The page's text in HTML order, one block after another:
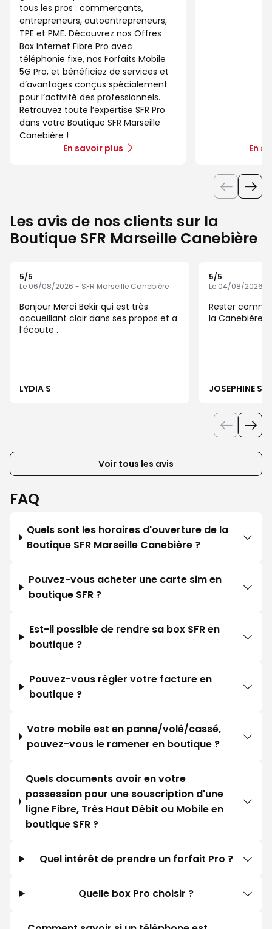
tous les pros : commerçants,
entrepreneurs, autoentrepreneurs,
TPE et PME. Découvrez nos Offres
Box Internet Fibre Pro avec
téléphonie fixe, nos Forfaits Mobile
5G Pro, et bénéficiez de services et
d’avantages conçus spécialement
pour l’activité des professionnels.
Retrouvez toute l’expertise SFR Pro
dans votre Boutique SFR Marseille
Canebière !
En savoir plus
En
Les avis de nos clients sur la
Boutique SFR Marseille Canebière
5/5
Le 06/08/2026 - SFR Marseille Canebière
Bonjour Merci Bekir qui est très
accueillant clair dans ses propos et a
l’écoute .
LYDIA S
5/5
Le 04/08/2026 -
Rester
la Canebière
JOSEPHINE S
Voir tous les avis
FAQ
Quels sont les horaires d'ouverture de la
Boutique SFR Marseille Canebière ?
Pouvez-vous acheter une carte sim en
boutique SFR ?
Est-il possible de rendre sa box SFR en
boutique ?
Pouvez-vous régler votre facture en
boutique ?
Votre mobile est en panne/volé/cassé,
pouvez-vous le ramener en boutique ?
Quels documents avoir en votre
possession pour une souscription d'une
ligne Fibre, Très Haut Débit ou Mobile en
boutique SFR ?
Quel intérêt de prendre un forfait Pro ?
Quelle box Pro choisir ?